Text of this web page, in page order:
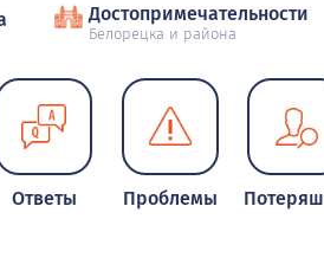
Достопримечательности
Белорецка и района
Ответы Проблемы